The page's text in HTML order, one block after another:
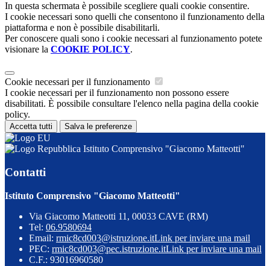
In questa schermata è possibile scegliere quali cookie consentire.
I cookie necessari sono quelli che consentono il funzionamento della
piattaforma e non è possibile disabilitarli.
Per conoscere quali sono i cookie necessari al funzionamento potete
visionare la COOKIE POLICY.
Cookie necessari per il funzionamento
I cookie necessari per il funzionamento non possono essere
disabilitati. È possibile consultare l'elenco nella pagina della cookie
policy.
Accetta tutti Salva le preferenze
Istituto Comprensivo "Giacomo Matteotti"
Contatti
Istituto Comprensivo "Giacomo Matteotti"
Via Giacomo Matteotti 11, 00033 CAVE (RM)
Tel: 06.9580694
Email: rmic8cd003@istruzione.itLink per inviare una mail
PEC: rmic8cd003@pec.istruzione.itLink per inviare una mail
C.F.: 93016960580